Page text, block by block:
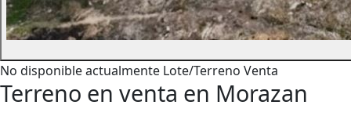
No disponible actualmente Lote/Terreno Venta
Terreno en venta en Morazan